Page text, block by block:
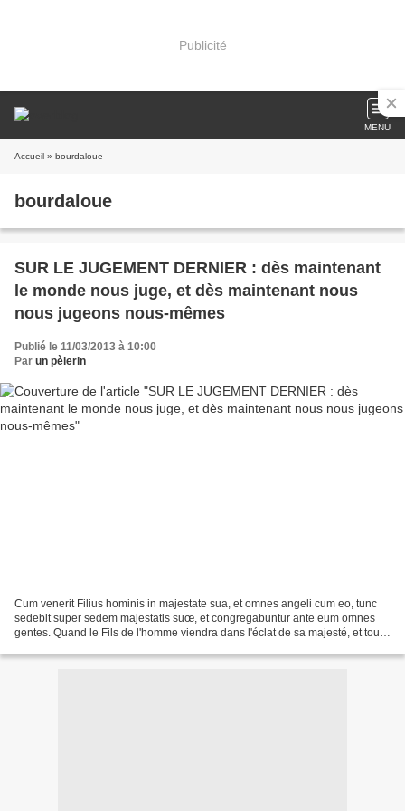
Publicité
MENU
Accueil » bourdaloue
bourdaloue
SUR LE JUGEMENT DERNIER : dès maintenant
le monde nous juge, et dès maintenant nous
nous jugeons nous-mêmes
Publié le 11/03/2013 à 10:00
Par un pèlerin
Cum venerit Filius hominis in majestate sua, et omnes angeli cum eo, tunc
sedebit super sedem majestatis suœ, et congregabuntur ante eum omnes
gentes. Quand le Fils de l'homme viendra dans l'éclat de sa majesté, et tous